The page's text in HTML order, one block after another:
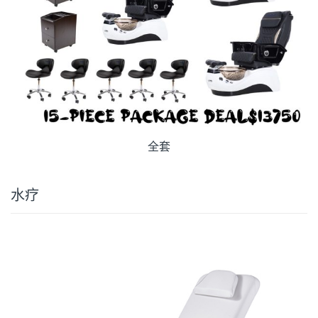
全套
水疗